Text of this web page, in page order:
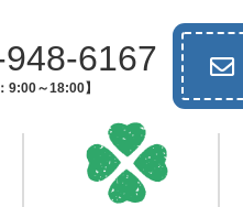
6167
9:00～18:00】